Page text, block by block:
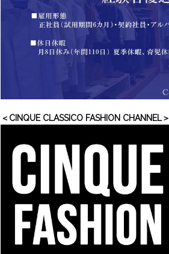
＜CINQUE CLASSICO FASHION CHANNEL＞